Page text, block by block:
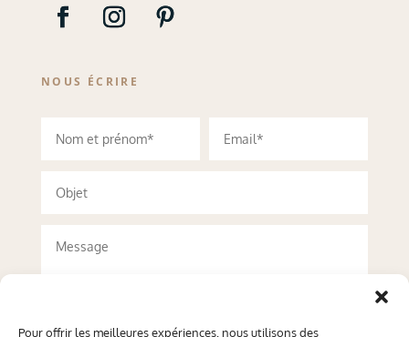
Pour offrir les meilleures expériences, nous utilisons des
NOUS ÉCRIRE